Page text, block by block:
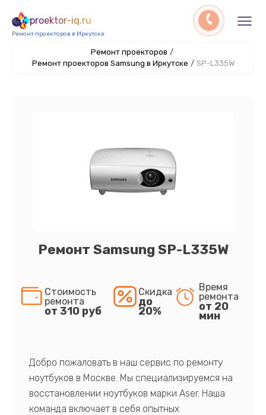
proektor-iq.ru
Ремонт проекторов в Иркутске
Ремонт проекторов /
Ремонт проекторов Samsung в Иркутске / SP-L335W
Ремонт Samsung SP-L335W
Стоимость
ремонта
от 310 руб
Скидка
до
20%
Время
ремонта
от 20
мин
Добро пожаловать в наш сервис по ремонту
ноутбуков в Москве. Мы специализируемся на
восстановлении ноутбуков марки Aser. Наша
команда включает в себя опытных